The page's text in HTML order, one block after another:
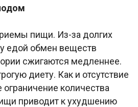
пищи. Из-за долгих
едой обмен веществ
сжигаются медленнее.
диету. Как и отсутствие
ограничение количества
приводит к ухудшению